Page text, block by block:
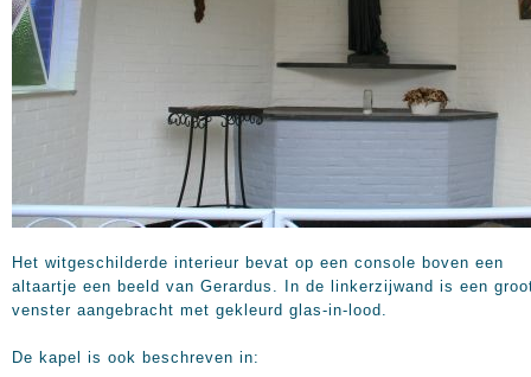
Het witgeschilderde interieur bevat op een console boven een
altaartje een beeld van Gerardus. In de linkerzijwand is een
venster aangebracht met gekleurd glas-in-lood.
De kapel is ook beschreven in: